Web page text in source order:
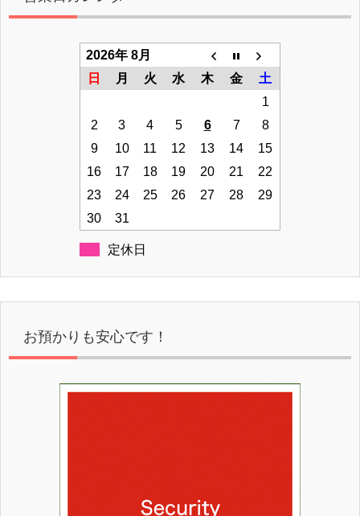
2026年 8月
日
月 火 水 木 金
土
1
2
3 4 5 6 7
8
9
10 11 12 13 14
15
16
17 18 19 20 21
22
23
24 25 26 27 28
29
30
31
定休日
お預かりも安心です！